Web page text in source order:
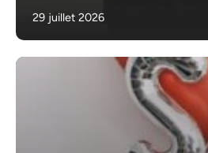
29 juillet 2026